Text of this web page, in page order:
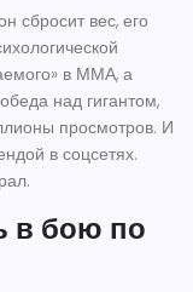
сбросит вес, его
в ММА, а
над гигантом,
просмотров. И
в соцсетях.
в бою по